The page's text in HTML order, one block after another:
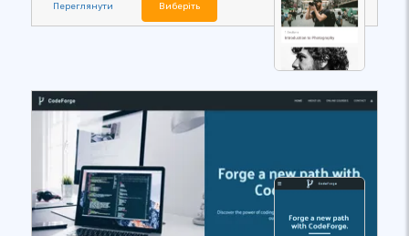
Переглянути Виберіть